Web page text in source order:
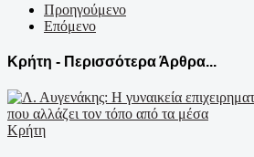
Προηγούμενο
Επόμενο
Κρήτη - Περισσότερα Άρθρα...
Κρήτη